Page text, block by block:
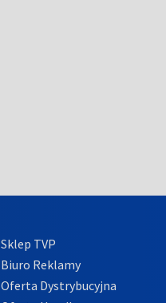
Sklep TVP
Biuro Reklamy
Oferta Dystrybucyjna